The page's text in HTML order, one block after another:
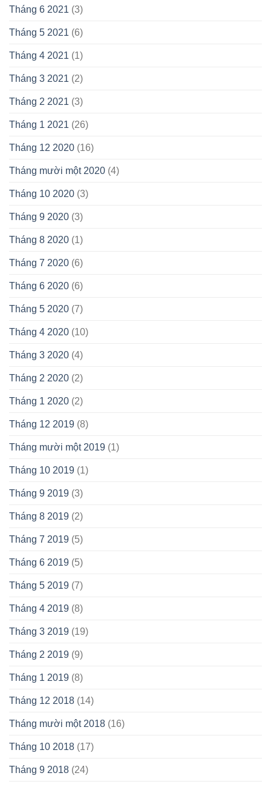
Tháng 6 2021 (3)
Tháng 5 2021 (6)
Tháng 4 2021 (1)
Tháng 3 2021 (2)
Tháng 2 2021 (3)
Tháng 1 2021 (26)
Tháng 12 2020 (16)
Tháng mười một 2020 (4)
Tháng 10 2020 (3)
Tháng 9 2020 (3)
Tháng 8 2020 (1)
Tháng 7 2020 (6)
Tháng 6 2020 (6)
Tháng 5 2020 (7)
Tháng 4 2020 (10)
Tháng 3 2020 (4)
Tháng 2 2020 (2)
Tháng 1 2020 (2)
Tháng 12 2019 (8)
Tháng mười một 2019 (1)
Tháng 10 2019 (1)
Tháng 9 2019 (3)
Tháng 8 2019 (2)
Tháng 7 2019 (5)
Tháng 6 2019 (5)
Tháng 5 2019 (7)
Tháng 4 2019 (8)
Tháng 3 2019 (19)
Tháng 2 2019 (9)
Tháng 1 2019 (8)
Tháng 12 2018 (14)
Tháng mười một 2018 (16)
Tháng 10 2018 (17)
Tháng 9 2018 (24)